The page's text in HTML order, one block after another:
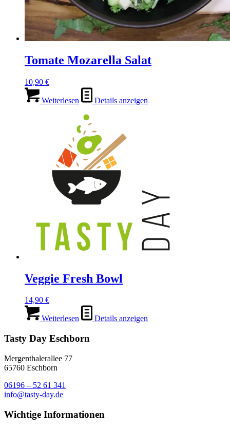
Tomate Mozarella Salat
10,90 €
Weiterlesen Details anzeigen
Veggie Fresh Bowl
14,90 €
Weiterlesen Details anzeigen
Tasty Day Eschborn
Mergenthalerallee 77
65760 Eschborn
06196 – 52 61 341
info@tasty-day.de
Wichtige Informationen